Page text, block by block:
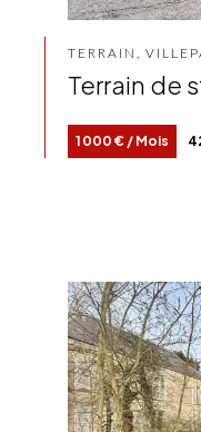
TERRAIN,
Terrain de
1 000 € / Mois